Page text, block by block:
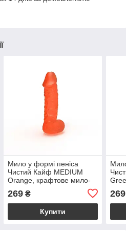
Мило у формі пеніса
Чистий Кайф MEDIUM
Orange, крафтове мило-
269₴
Купити
269